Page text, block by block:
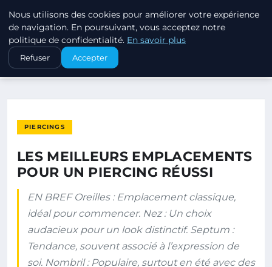
PIERCINGS ET PLUGS
ACCUEIL
PIERCINGS
LES MEILLEURS EMPLACEMENTS POUR UN PIERCING RÉUSSI
PIERCINGS
LES MEILLEURS EMPLACEMENTS
POUR UN PIERCING RÉUSSI
EN BREF Oreilles : Emplacement classique,
idéal pour commencer. Nez : Un choix
audacieux pour un look distinctif. Septum :
Tendance, souvent associé à l’expression de
soi. Nombril : Populaire, surtout en été avec des
Nous utilisons des cookies pour améliorer votre expérience
de navigation. En poursuivant, vous acceptez notre
politique de confidentialité. En savoir plus
Refuser Accepter